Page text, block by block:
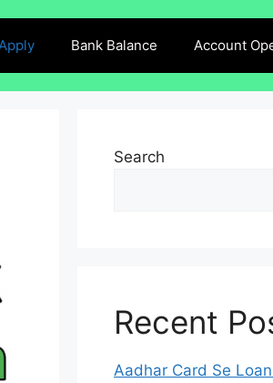
Bank Balance Account
Search
Recent
Aadhar Card Se